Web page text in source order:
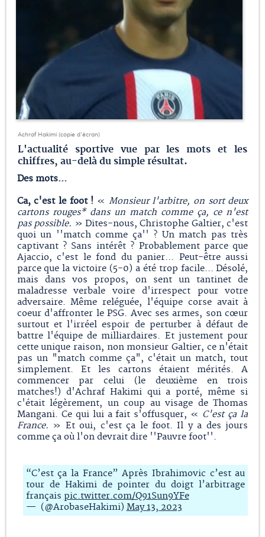
Achraf Hakimi (copie d'écran)
L'actualité sportive vue par les mots et les
chiffres, au-delà du simple résultat.
Des mots...
Ca, c'est le foot ! « Monsieur l'arbitre, on sort deux
cartons rouges* dans un match comme ça, ce n'est
pas possible. » Dites-nous, Christophe Galtier, c'est
quoi un ''match comme ça'' ? Un match pas très
captivant ? Sans intérêt ? Probablement parce que
Ajaccio, c'est le fond du panier... Peut-être aussi
parce que la victoire (5-0) a été trop facile... Désolé,
mais dans vos propos, on sent un tantinet de
maladresse verbale voire d'irrespect pour votre
adversaire. Même reléguée, l'équipe corse avait à
coeur d'affronter le PSG. Avec ses armes, son cœur
surtout et l'irréel espoir de perturber à défaut de
battre l'équipe de milliardaires. Et justement pour
cette unique raison, non monsieur Galtier, ce n'était
pas un "match comme ça", c'était un match, tout
simplement. Et les cartons étaient mérités. A
commencer par celui (le deuxième en trois
matches!) d'Achraf Hakimi qui a porté, même si
c'était légèrement, un coup au visage de Thomas
Mangani. Ce qui lui a fait s'offusquer, « C'est ça la
France. » Et oui, c'est ça le foot. Il y a des jours
comme ça où l'on devrait dire ''Pauvre foot''.
“C’est ça la France” Après Ibrahimovic c’est au
tour de Hakimi de pointer du doigt l’arbitrage
français pic.twitter.com/Q91Sun9YFe
— (@ArobaseHakimi) May 13, 2023